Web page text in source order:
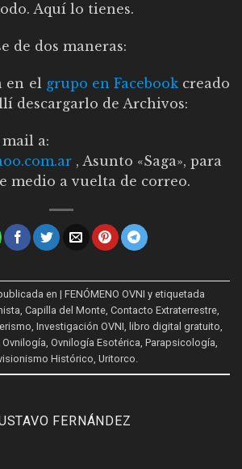
Aquí lo tienes.
de dos maneras:
en el grupo en Facebookcreado
descargarlo de Archivos:
a:
, Asunto «Saga», para
medio a vuelta de correo.
en | FENÓMENO OVNI y etiquetada
, Capilla del Monte, Contacto Extraterrestre,
, Investigación OVNI, libro digital gratuito,
Ovnilogía, Ovnilogía Esotérica, Parapsicología,
Histórico, Uritorco.
FERNÁNDEZ